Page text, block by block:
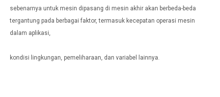
sebenarnya untuk mesin dipasang di mesin akhir akan berbeda-beda
tergantung pada berbagai faktor, termasuk kecepatan operasi mesin
dalam aplikasi,
kondisi lingkungan, pemeliharaan, dan variabel lainnya.